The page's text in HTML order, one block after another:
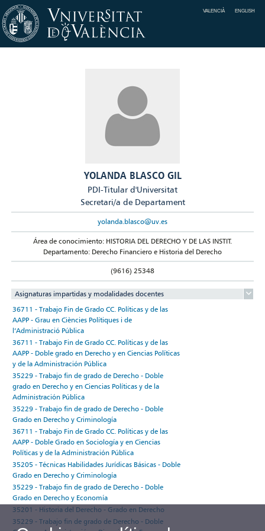
VALENCIÀ ENGLISH
YOLANDA BLASCO GIL
PDI-Titular d'Universitat
Secretari/a de Departament
yolanda.blasco@uv.es
Área de conocimiento: HISTORIA DEL DERECHO Y DE LAS INSTIT.
Departamento: Derecho Financiero e Historia del Derecho
(9616) 25348
Asignaturas impartidas y modalidades docentes
36711 - Trabajo Fin de Grado CC. Políticas y de las
AAPP - Grau en Ciències Polítiques i de
l’Administració Pública
36711 - Trabajo Fin de Grado CC. Políticas y de las
AAPP - Doble grado en Derecho y en Ciencias Políticas
y de la Administración Pública
35229 - Trabajo fin de grado de Derecho - Doble
grado en Derecho y en Ciencias Políticas y de la
Administración Pública
35229 - Trabajo fin de grado de Derecho - Doble
Grado en Derecho y Criminología
36711 - Trabajo Fin de Grado CC. Políticas y de las
AAPP - Doble Grado en Sociología y en Ciencias
Políticas y de la Administración Pública
35205 - Técnicas Habilidades Jurídicas Básicas - Doble
Grado en Derecho y Criminología
35229 - Trabajo fin de grado de Derecho - Doble
Grado en Derecho y Economía
35201 - Historia del Derecho - Grado en Derecho
35229 - Trabajo fin de grado de Derecho - Doble